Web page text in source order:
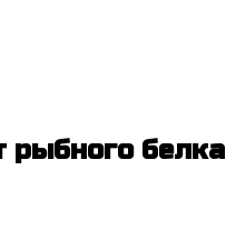
рыбного белка